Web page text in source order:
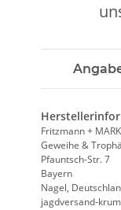
Fritzmann +
Geweihe &
Pfauntsch-Str. 7
Bayern
Nagel,
jagdversand-